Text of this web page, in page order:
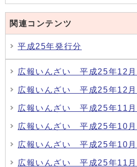
関連コンテンツ
平成25年発行分
広報いんざい 平成25年12
広報いんざい 平成25年12
広報いんざい 平成25年11
広報いんざい 平成25年10
広報いんざい 平成25年10
広報いんざい 平成25年11